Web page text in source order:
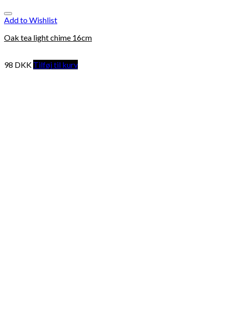
Add to Wishlist
Oak tea light chime 16cm
98 DKK Tilføj til kurv